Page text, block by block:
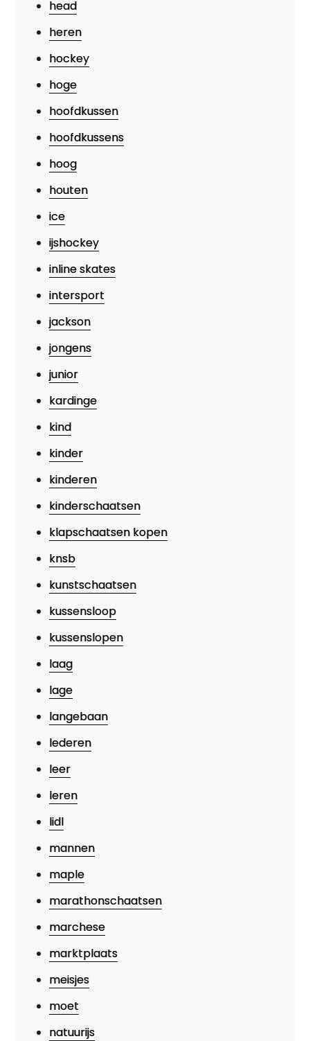
head
heren
hockey
hoge
hoofdkussen
hoofdkussens
hoog
houten
ice
ijshockey
inline skates
intersport
jackson
jongens
junior
kardinge
kind
kinder
kinderen
kinderschaatsen
klapschaatsen kopen
knsb
kunstschaatsen
kussensloop
kussenslopen
laag
lage
langebaan
lederen
leer
leren
lidl
mannen
maple
marathonschaatsen
marchese
marktplaats
meisjes
moet
natuurijs